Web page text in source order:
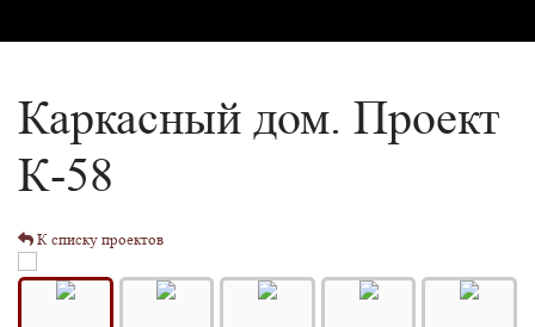
Каркасный дом. Проект
К-58
К списку проектов